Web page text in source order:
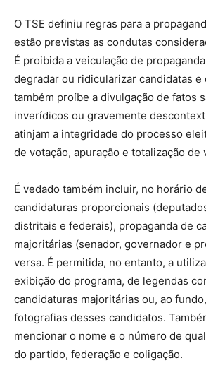
O TSE definiu regras para a
estão previstas as condutas
É proibida a veiculação de
degradar ou ridicularizar candidatas e
também proíbe a divulgação de fatos
inverídicos ou gravemente
atinjam a integridade do processo
de votação, apuração e totalização de
É vedado também incluir, no horário
candidaturas proporcionais
distritais e federais), propaganda de
majoritárias (senador, governador e
versa. É permitida, no entanto, a
exibição do programa, de legendas
candidaturas majoritárias ou, ao
fotografias desses candidatos.
mencionar o nome e o número de
do partido, federação e coligação.